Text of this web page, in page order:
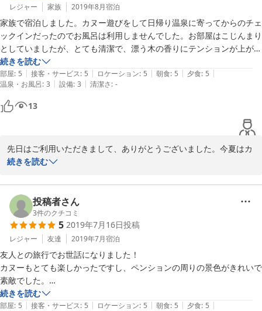
写真撮影にも興味があるご様子でしたね。裏磐梯には撮影スポット
がたくさんありますので、ぜひベストショットを撮りに来てくださ
い。ご相談にも乗りますよ。またお待ちしていますね。ご家族の皆
様にも宜しくお伝えくださいませ。
2020-09-09
レジャー 家族 2019年8月宿泊
家族で宿泊しました。カヌー遊びをして日帰り温泉に寄ってからのチェ
ックインだったのでお風呂は利用しませんでした。お部屋はこじんまり
としていましたが、とても清潔で、漂う木の香りにテンションが上がり
子ども達も大喜び。そしてお料理も想像以上に美味しくて大変満足しま
した。忘れ物をしてしまいご迷惑おかけしましたが届けて頂きありがと
うございました。是非また利用させていただきたいと思うペンションで
した。
続きを読む
部屋: 5 | 接客・サービス: 5 | ロケーション: 5 | 朝食: 5 | 夕食: 5 |
温泉・お風呂: 3 | 設備: 3 | 清潔さ: -
13
先日はご利用いただきまして、ありがとうございました。今夏はカ
ヌー体験をされる方が多かったように思います。桧原湖は湖岸が入
きっと冒険心を掻き立てられたことでしょう。
お部屋は角ログの屋根裏部分でしたね。お子様にとても人気のある
お部屋です。料理共々、気に入って頂けて嬉しいです。
暑さの峠は越えたように感じますが、夏バテなどしませぬよう
に…。またぜひ遊びにいらしてくださいね。心よりお待ちしており
ます。ご家族の皆様にも宜しくお伝えくださいませ。
2019-08-20
続きを読む
投稿者さん
3件のクチコミ
5 2019年7月16日投稿
レジャー 友達 2019年7月宿泊
友人との旅行でお世話になりました！
カヌーもとても楽しかったですし、ペンションの周りの景色がきれいで
素敵でした。
帰りに旦那さんが外まで見送ってくださって、とても心温まりました。
ご飯もとってもおいしかったので、ぜひまたお邪魔したいです。
続きを読む
部屋: 5 | 接客・サービス: 5 | ロケーション: 5 | 朝食: 5 | 夕食: 5 |